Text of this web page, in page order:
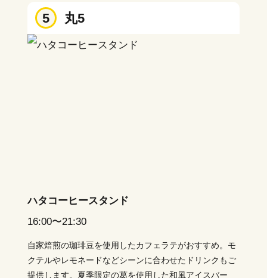
5 丸5
ハタコーヒースタンド
16:00〜21:30
自家焙煎の珈琲豆を使用したカフェラテがおすすめ。モ
クテルやレモネードなどシーンに合わせたドリンクもご
提供します。夏季限定の葛を使用した和風アイスバー